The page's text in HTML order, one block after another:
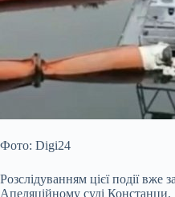
Фото: Digi24
Розслідуванням цієї події вже
Апеляційному суді Констанци.